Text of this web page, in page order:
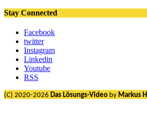
Stay Connected
Facebook
twitter
Instagram
Linkedin
Youtube
RSS
(C) 2020-2026 Das Lösungs-Video by Markus